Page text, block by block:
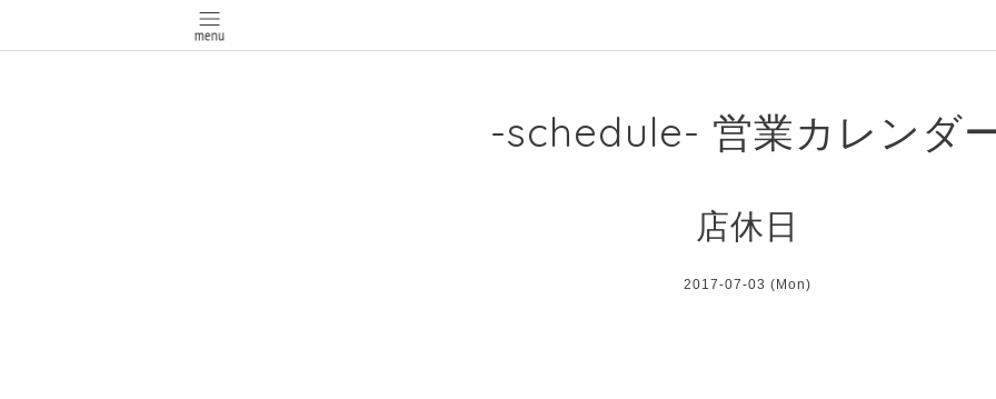
-schedule- 営業カレンダ
店休日
2017-07-03 (Mon)